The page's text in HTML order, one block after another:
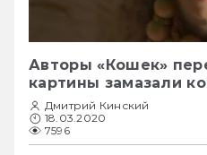
Авторы «Кошек»
картины замазали
Дмитрий Кинский
18.03.2020
7596